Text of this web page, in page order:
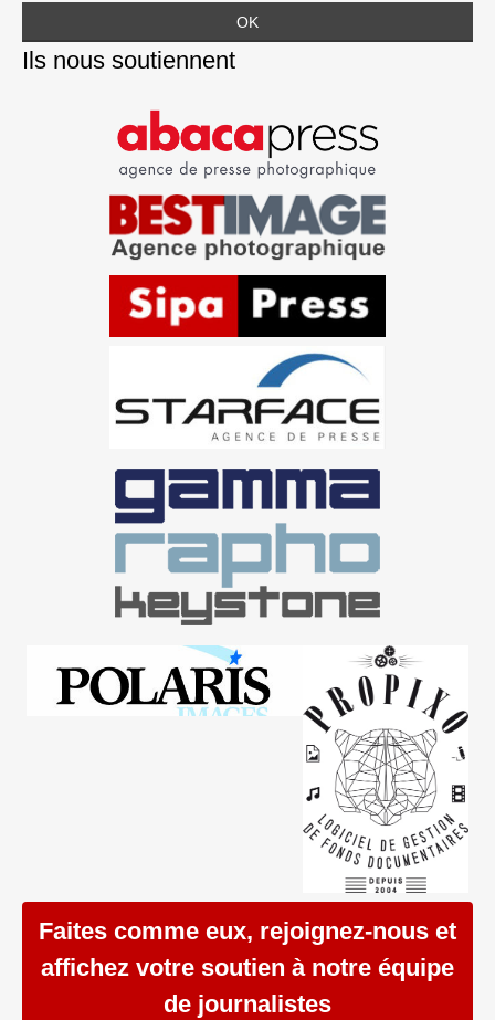
Ils nous soutiennent
Faites comme eux, rejoignez-nous et
affichez votre soutien à notre équipe
de journalistes